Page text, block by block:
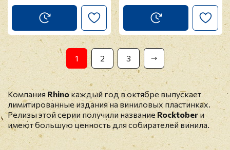
1 2 3
Компания Rhinoкаждый год в октябре выпускает
лимитированные издания на виниловых пластинках.
Релизы этой серии получили названиеRocktober и
имеют большую ценность для собирателей винила.